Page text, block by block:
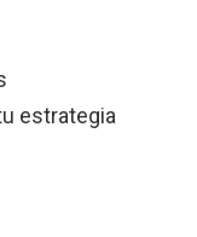
estrategia